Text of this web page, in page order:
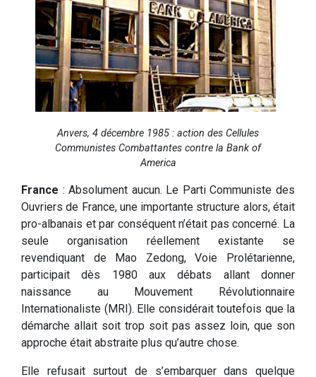
Anvers, 4 décembre 1985 : action des Cellules
Communistes Combattantes contre la Bank of
America
France : Absolument aucun. Le Parti Communiste des
Ouvriers de France, une importante structure alors, était
pro-albanais et par conséquent n’était pas concerné. La
seule organisation réellement existante se
revendiquant de Mao Zedong, Voie Prolétarienne,
participait dès 1980 aux débats allant donner
naissance au Mouvement Révolutionnaire
Internationaliste (MRI). Elle considérait toutefois que la
démarche allait soit trop soit pas assez loin, que son
approche était abstraite plus qu’autre chose.
Elle refusait surtout de s’embarquer dans quelque